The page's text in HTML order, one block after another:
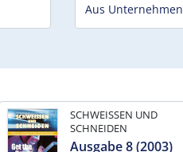
Aus Unternehmen
SCHWEISSEN UND
SCHNEIDEN
Ausgabe 8 (2003)